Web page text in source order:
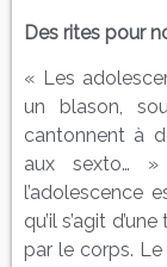
Des rites pour
« Les
un blason,
cantonnent à
aux sexto… »
l’adolescence
qu’il s’agit
par le corps. Le